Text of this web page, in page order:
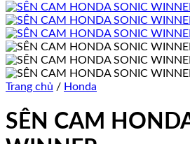
Trang chủ / Honda
SÊN CAM